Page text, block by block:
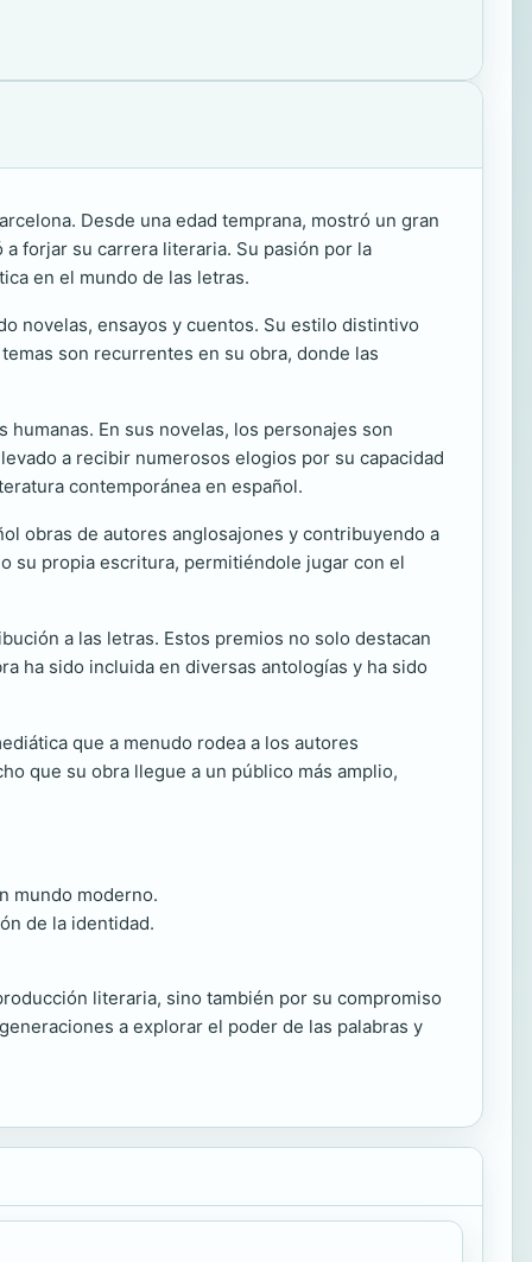
Desde una edad temprana, mostró un gran
forjar su carrera literaria. Su pasión por la
en el mundo de las letras.
novelas, ensayos y cuentos. Su estilo distintivo
son recurrentes en su obra, donde las
En sus novelas, los personajes son
a recibir numerosos elogios por su capacidad
contemporánea en español.
obras de autores anglosajones y contribuyendo a
su propia escritura, permitiéndole jugar con el
a las letras. Estos premios no solo destacan
ha sido incluida en diversas antologías y ha sido
que a menudo rodea a los autores
que su obra llegue a un público más amplio,
mundo moderno.
de la identidad.
literaria, sino también por su compromiso
a explorar el poder de las palabras y